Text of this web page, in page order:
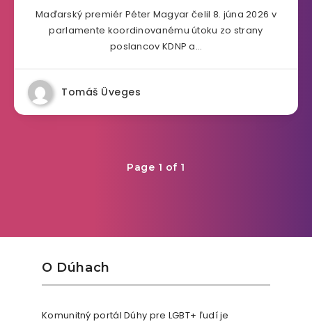
Maďarský premiér Péter Magyar čelil 8. júna 2026 v
parlamente koordinovanému útoku zo strany
poslancov KDNP a…
Tomáš Üveges
Page 1 of 1
O Dúhach
Komunitný portál Dúhy pre LGBT+ ľudí je